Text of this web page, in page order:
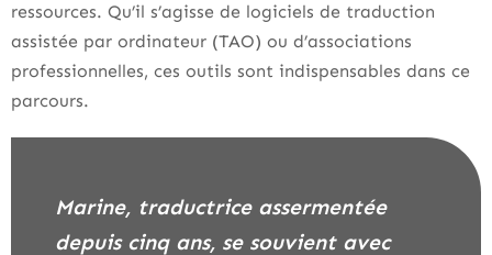
ressources. Qu’il s’agisse de logiciels de traduction
assistée par ordinateur (TAO) ou d’associations
professionnelles, ces outils sont indispensables dans ce
parcours.
Marine, traductrice assermentée
depuis cinq ans, se souvient avec